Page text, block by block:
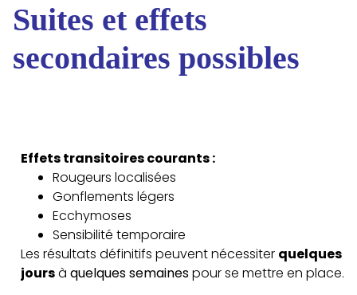
Suites et effets
secondaires possibles
Effets transitoires courants :
Rougeurs localisées
Gonflements légers
Ecchymoses
Sensibilité temporaire
Les résultats définitifs peuvent nécessiter quelques
joursà quelques semainespour se mettre en place.